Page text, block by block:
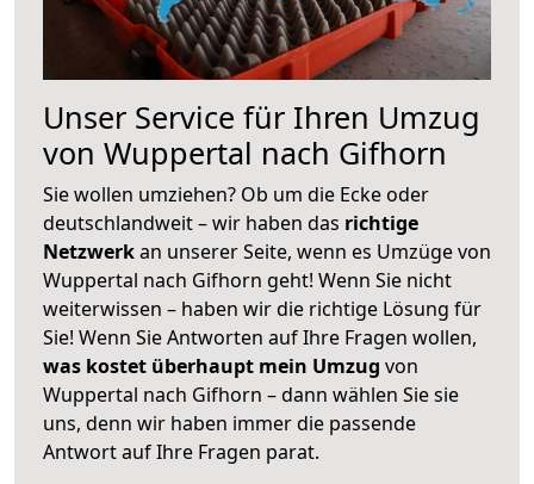
Unser Service für Ihren Umzug
von Wuppertal nach Gifhorn
Sie wollen umziehen? Ob um die Ecke oder
deutschlandweit – wir haben das richtige
Netzwerkan unserer Seite, wenn es Umzüge von
Wuppertal nach Gifhorn geht! Wenn Sie nicht
weiterwissen – haben wir die richtige Lösung für
Sie! Wenn Sie Antworten auf Ihre Fragen wollen,
was kostet überhaupt mein Umzug von
Wuppertal nach Gifhorn – dann wählen Sie sie
uns, denn wir haben immer die passende
Antwort auf Ihre Fragen parat.